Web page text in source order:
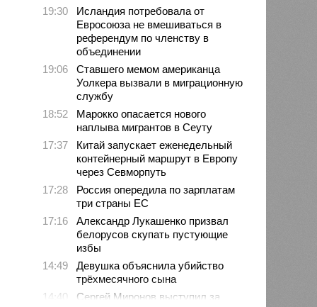
19:30
Исландия потребовала от
Евросоюза не вмешиваться в
референдум по членству в
объединении
19:06
Ставшего мемом американца
Уолкера вызвали в миграционную
службу
18:52
Марокко опасается нового
наплыва мигрантов в Сеуту
17:37
Китай запускает еженедельный
контейнерный маршрут в Европу
через Севморпуть
17:28
Россия опередила по зарплатам
три страны ЕС
17:16
Александр Лукашенко призвал
белорусов скупать пустующие
избы
14:49
Девушка объяснила убийство
трёхмесячного сына
14:40
Сергей Миронов выступил за